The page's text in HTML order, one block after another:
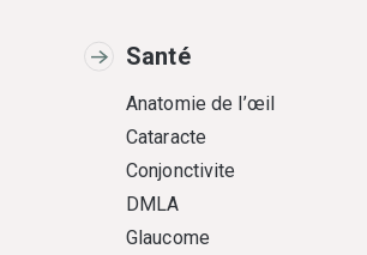
Santé
Anatomie de l’œil
Cataracte
Conjonctivite
DMLA
Glaucome